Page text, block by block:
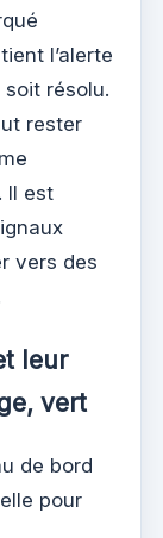
l’alerte
soit résolu.
rester
Il est
vers des
leur
vert
de bord
pour